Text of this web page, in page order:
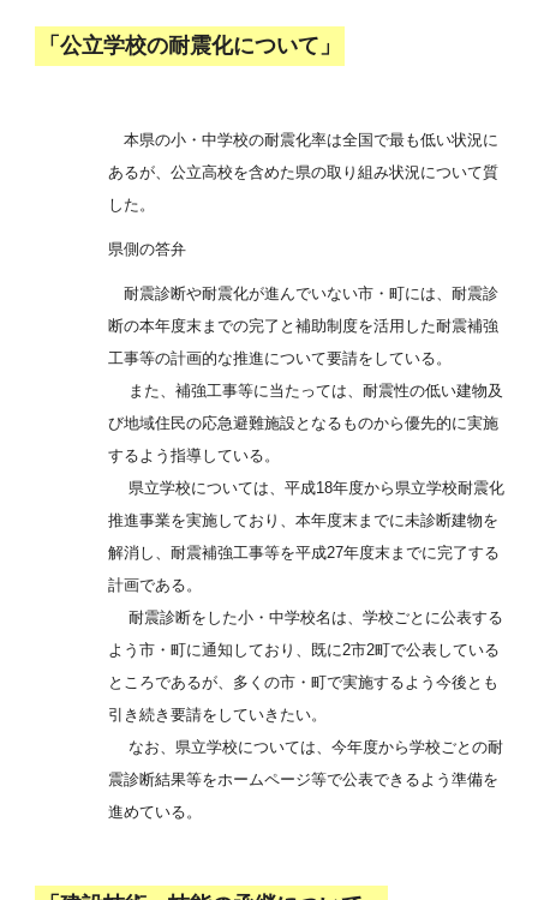
「公立学校の耐震化について」
本県の小・中学校の耐震化率は全国で最も低い状況に
あるが、公立高校を含めた県の取り組み状況について質
した。
県側の答弁
耐震診断や耐震化が進んでいない市・町には、耐震診
断の本年度末までの完了と補助制度を活用した耐震補強
工事等の計画的な推進について要請をしている。
また、補強工事等に当たっては、耐震性の低い建物及
び地域住民の応急避難施設となるものから優先的に実施
するよう指導している。
県立学校については、平成18年度から県立学校耐震化
推進事業を実施しており、本年度末までに未診断建物を
解消し、耐震補強工事等を平成27年度末までに完了する
計画である。
耐震診断をした小・中学校名は、学校ごとに公表する
よう市・町に通知しており、既に2市2町で公表している
ところであるが、多くの市・町で実施するよう今後とも
引き続き要請をしていきたい。
なお、県立学校については、今年度から学校ごとの耐
震診断結果等をホームページ等で公表できるよう準備を
進めている。